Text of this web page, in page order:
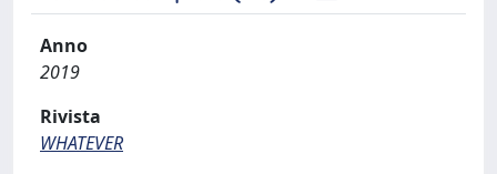
Anno
2019
Rivista
WHATEVER